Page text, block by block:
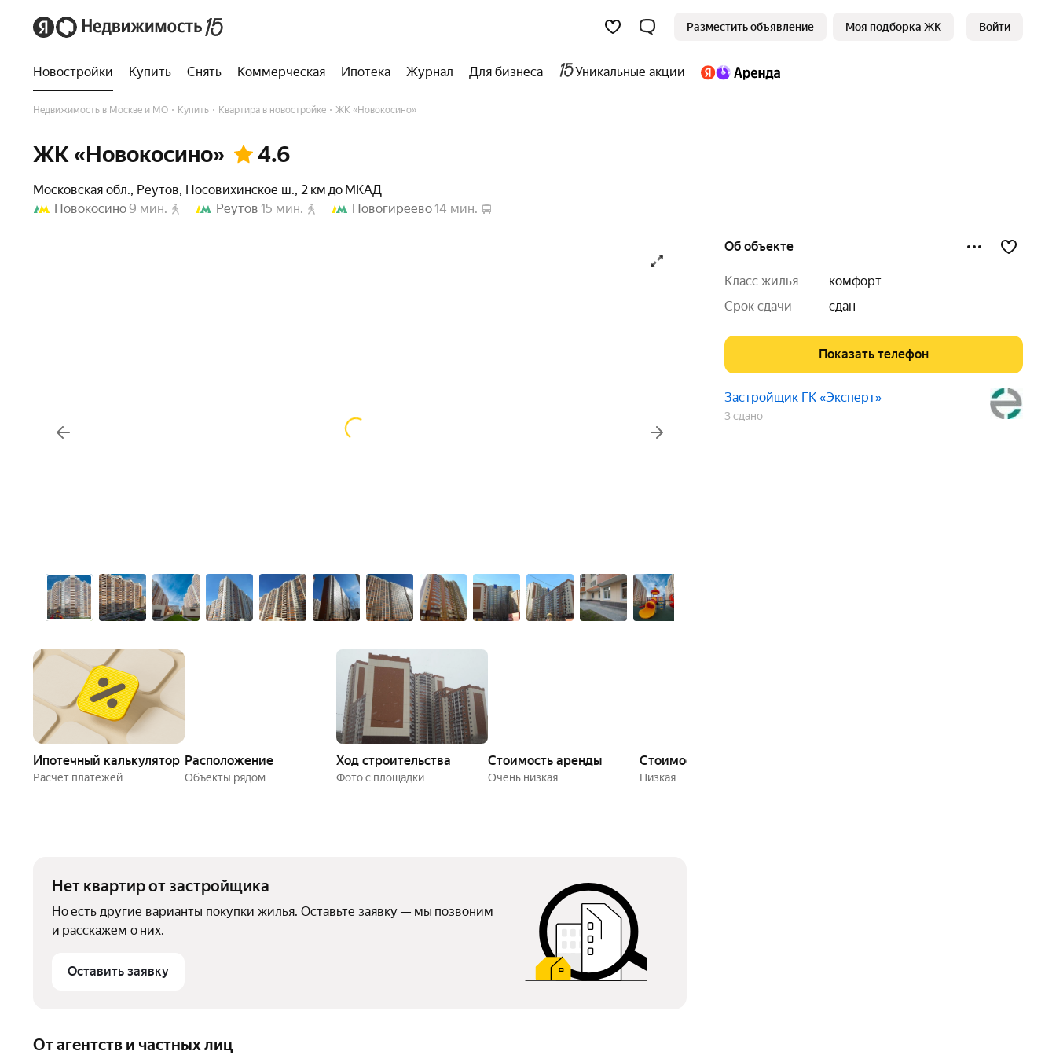
Разместить объявление Моя подборка ЖК Войти
Новостройки Купить Снять Коммерческая Ипотека Журнал Для бизнеса Уникальные акции
Недвижимость в Москве и МО Купить Квартира в новостройке ЖК «Новокосино»
ЖК «Новокосино» 4.6
Московская обл., Реутов, Носовихинское ш., 2 км до МКАД
Новокосино 9 мин. Реутов 15 мин. Новогиреево 14 мин.
Ипотечный калькулятор
Расчёт платежей
Расположение
Объекты рядом
Ход строительства
Фото с площадки
Стоимость аренды
очень низкая
Стоимость жилья
низкая
Нет квартир от застройщика
Но есть другие варианты покупки жилья. Оставьте заявку — мы позвоним
и расскажем о них.
Оставить заявку
От агентств и частных лиц
Об объекте
класс жилья
комфорт
срок сдачи
сдан
Показать телефон
Застройщик ГК «Эксперт»
3 сдано